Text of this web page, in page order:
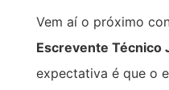
Vem aí o próximo
Escrevente Técnico
expectativa é que o